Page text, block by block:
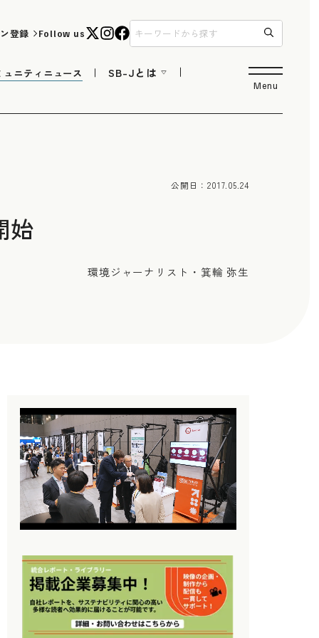
登録 Follow us
ュニティニュース SB-Jとは
Menu
公開日：2017.05.24
始
環境ジャーナリスト・箕輪 弥生